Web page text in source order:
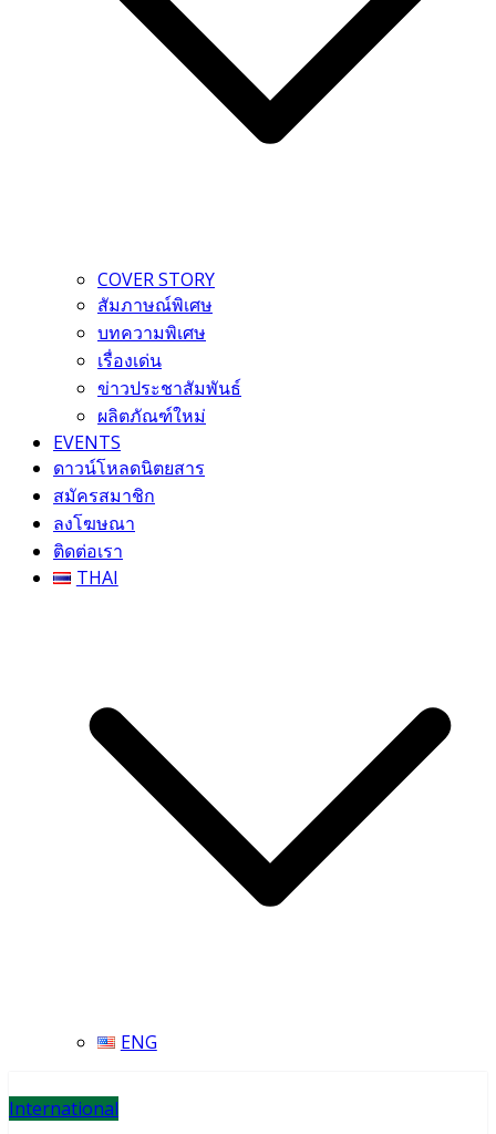
COVER STORY
สัมภาษณ์พิเศษ
บทความพิเศษ
เรื่องเด่น
ข่าวประชาสัมพันธ์
ผลิตภัณฑ์ใหม่
EVENTS
ดาวน์โหลดนิตยสาร
สมัครสมาชิก
ลงโฆษณา
ติดต่อเรา
THAI
ENG
International